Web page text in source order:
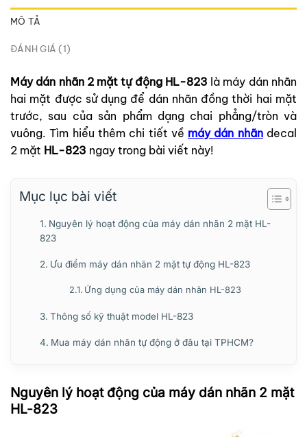
MÔ TẢ
ĐÁNH GIÁ (1)
Máy dán nhãn 2 mặt tự động HL-823 là máy dán nhãn
hai mặt được sử dụng để dán nhãn đồng thời hai mặt
trước, sau của sản phẩm dạng chai phẳng/tròn và
vuông. Tìm hiểu thêm chi tiết về máy dán nhãndecal
2 mặt HL-823 ngay trong bài viết này!
Mục lục bài viết
Nguyên lý hoạt động của máy dán nhãn 2 mặt HL-
823
Ưu điểm máy dán nhãn 2 mặt tự động HL-823
Ứng dụng của máy dán nhãn HL-823
Thông số kỹ thuật model HL-823
Mua máy dán nhãn tự động ở đâu tại TPHCM?
Nguyên lý hoạt động của máy dán nhãn 2 mặt
HL-823